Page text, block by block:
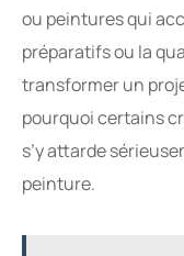
ou peintures qui
préparatifs ou la
transformer un
pourquoi certains
s’y attarde
peinture.